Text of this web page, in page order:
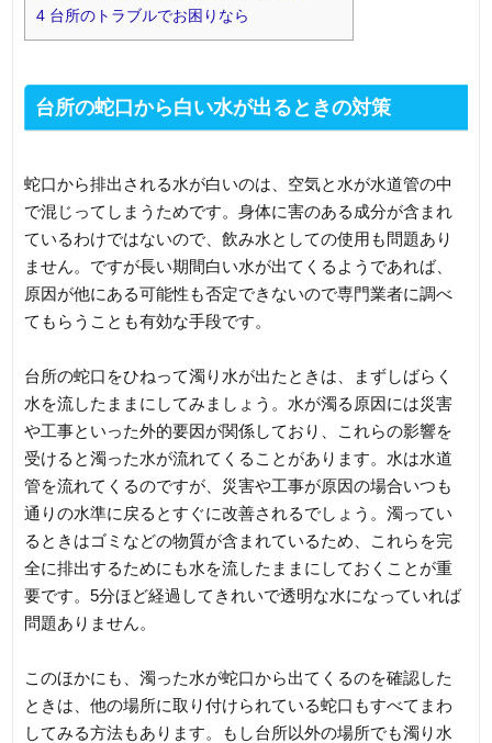
4 台所のトラブルでお困りなら
台所の蛇口から白い水が出るときの対策
蛇口から排出される水が白いのは、空気と水が水道管の中
で混じってしまうためです。身体に害のある成分が含まれ
ているわけではないので、飲み水としての使用も問題あり
ません。ですが長い期間白い水が出てくるようであれば、
原因が他にある可能性も否定できないので専門業者に調べ
てもらうことも有効な手段です。
台所の蛇口をひねって濁り水が出たときは、まずしばらく
水を流したままにしてみましょう。水が濁る原因には災害
や工事といった外的要因が関係しており、これらの影響を
受けると濁った水が流れてくることがあります。水は水道
管を流れてくるのですが、災害や工事が原因の場合いつも
通りの水準に戻るとすぐに改善されるでしょう。濁ってい
るときはゴミなどの物質が含まれているため、これらを完
全に排出するためにも水を流したままにしておくことが重
要です。5分ほど経過してきれいで透明な水になっていれば
問題ありません。
このほかにも、濁った水が蛇口から出てくるのを確認した
ときは、他の場所に取り付けられている蛇口もすべてまわ
してみる方法もあります。もし台所以外の場所でも濁り水